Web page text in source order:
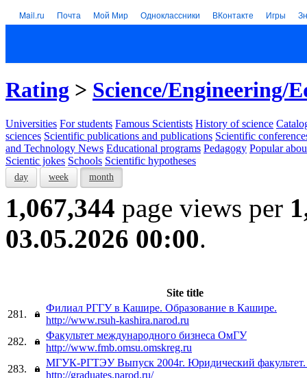
Mail.ru Почта Мой Мир Одноклассники ВКонтакте Игры
Rating > Science/Engineering/
Universities For students Famous Scientists History of science
sciences Scientific publications and publications Scientific
and Technology News Educational programs Pedagogy Popular
Scientic jokes Schools Scientific hypotheses
day week month
1,067,344 page views per
03.05.2026 00:00.
Site title
281.
Филиал РГГУ в Кашире. Образование в Кашире.
http://www.rsuh-kashira.narod.ru
282.
Факультет международного бизнеса ОмГУ
http://www.fmb.omsu.omskreg.ru
283.
МГУК-РГТЭУ Выпуск 2004г. Юридический факультет.
http://graduates.narod.ru/